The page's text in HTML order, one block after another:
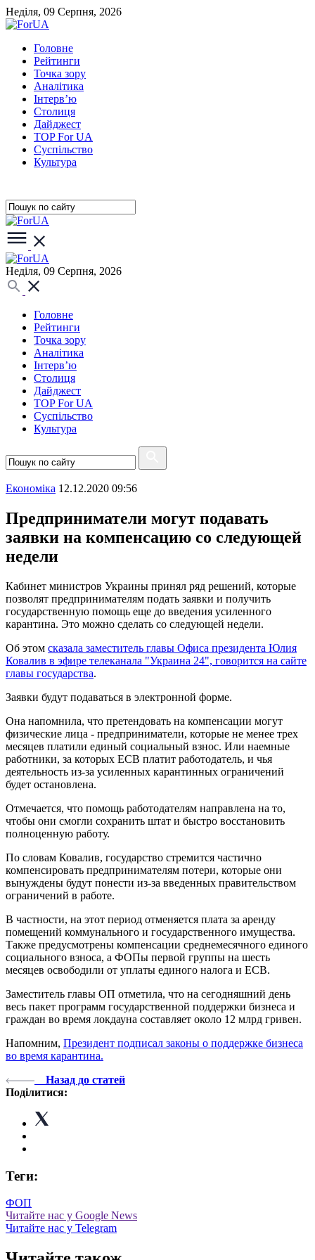
Неділя, 09 Серпня, 2026
Головне
Рейтинги
Точка зору
Аналітика
Інтерв’ю
Столиця
Дайджест
TOP For UA
Суспiльство
Культура
Неділя, 09 Серпня, 2026
Головне
Рейтинги
Точка зору
Аналітика
Інтерв’ю
Столиця
Дайджест
TOP For UA
Суспiльство
Культура
Економіка 12.12.2020 09:56
Предприниматели могут подавать
заявки на компенсацию со следующей
недели
Кабинет министров Украины принял ряд решений, которые
позволят предпринимателям подать заявки и получить
государственную помощь еще до введения усиленного
карантина. Это можно сделать со следующей недели.
Об этом сказала заместитель главы Офиса президента Юлия
Ковалив в эфире телеканала "Украина 24", говорится на сайте
главы государства.
Заявки будут подаваться в электронной форме.
Она напомнила, что претендовать на компенсации могут
физические лица - предприниматели, которые не менее трех
месяцев платили единый социальный взнос. Или наемные
работники, за которых ЕСВ платит работодатель, и чья
деятельность из-за усиленных карантинных ограничений
будет остановлена.
Отмечается, что помощь работодателям направлена ​​на то,
чтобы они смогли сохранить штат и быстро восстановить
полноценную работу.
По словам Ковалив, государство стремится частично
компенсировать предпринимателям потери, которые они
вынуждены будут понести из-за введенных правительством
ограничений в работе.
В частности, на этот период отменяется плата за аренду
помещений коммунального и государственного имущества.
Также предусмотрены компенсации среднемесячного единого
социального взноса, а ФОПы первой группы на шесть
месяцев освободили от уплаты единого налога и ЕСВ.
Заместитель главы ОП отметила, что на сегодняшний день
весь пакет программ государственной поддержки бизнеса и
граждан во время локдауна составляет около 12 млрд гривен.
Напомним, Президент подписал законы о поддержке бизнеса
во время карантина.
Назад до статей
Поділитися:
Теги:
ФОП
Читайте нас у Google News
Читайте нас у Telegram